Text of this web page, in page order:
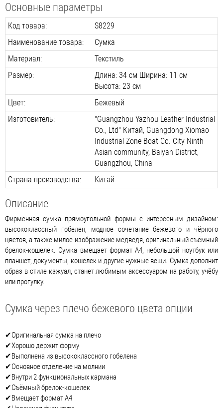
Основные параметры
Код товара:
S8229
Наименование товара:
Сумка
Материал:
Текстиль
Размер:
Длина: 34 см Ширина: 11 см
Высота: 23 см
Цвет:
Бежевый
Изготовитель:
"Guangzhou Yazhou Leather Industrial
Co., Ltd" Китай, Guangdong Xiomao
Industrial Zone Boat Co. City Ninth
Asian community, Baiyan District,
Guangzhou, China
Страна производства:
Китай
Описание
Фирменная сумка прямоугольной формы с интересным дизайном:
высококлассный гобелен, модное сочетание бежевого и чёрного
цветов, а также милое изображение медведя, оригинальный съёмный
брелок-кошелек. Сумка вмещает формат А4, небольшой ноутбук или
планшет, документы, кошелек и другие нужные вещи. Сумка дополнит
образ в стиле кэжуал, станет любимым аксессуаром на работу, учёбу
или прогулку.
Сумка через плечо бежевого цвета опции
✔Оригинальная сумка на плечо
✔Хорошо держит форму
✔Выполнена из высококлассного гобелена
✔Основное отделение на молнии
✔Внутри 2 функциональных кармана
✔Съёмный брелок-кошелек
✔Вмещает формат А4